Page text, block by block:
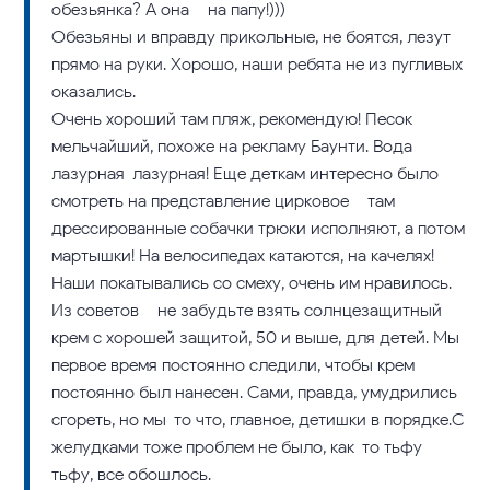
обезьянка? А она – на папу!)))
Обезьяны и вправду прикольные, не боятся, лезут
прямо на руки. Хорошо, наши ребята не из пугливых
оказались.
Очень хороший там пляж, рекомендую! Песок
мельчайший, похоже на рекламу Баунти. Вода
лазурная-лазурная! Еще деткам интересно было
смотреть на представление цирковое – там
дрессированные собачки трюки исполняют, а потом
мартышки! На велосипедах катаются, на качелях!
Наши покатывались со смеху, очень им нравилось.
Из советов – не забудьте взять солнцезащитный
крем с хорошей защитой, 50 и выше, для детей. Мы
первое время постоянно следили, чтобы крем
постоянно был нанесен. Сами, правда, умудрились
сгореть, но мы-то что, главное, детишки в порядке.С
желудками тоже проблем не было, как-то тьфу-
тьфу, все обошлось.